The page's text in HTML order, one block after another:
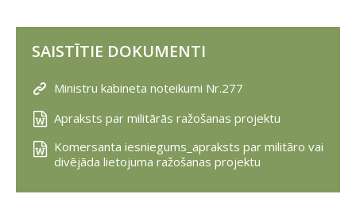
SAISTĪTIE DOKUMENTI
Ministru kabineta noteikumi Nr.277
Apraksts par militārās ražošanas projektu
Komersanta iesniegums_apraksts par militāro vai
divējāda lietojuma ražošanas projektu